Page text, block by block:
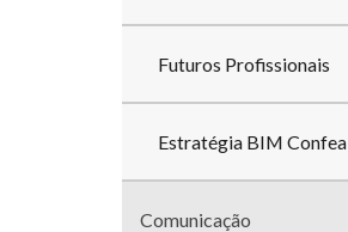
Futuros Profissionais
Estratégia BIM Confea
Comunicação